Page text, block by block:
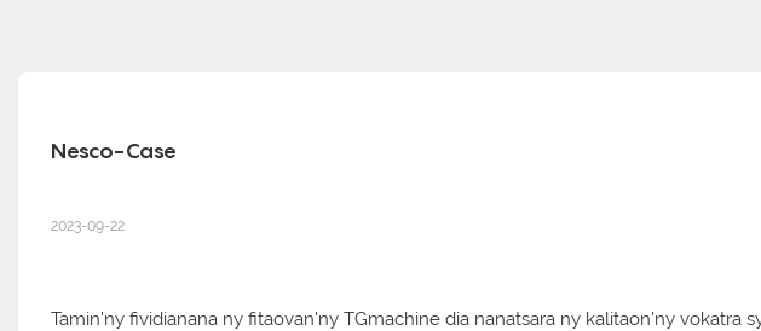
Nesco-Case
2023-09-22
Tamin'ny fividianana ny fitaovan'ny TGmachine dia nanatsara ny kalitaon'ny vokatra